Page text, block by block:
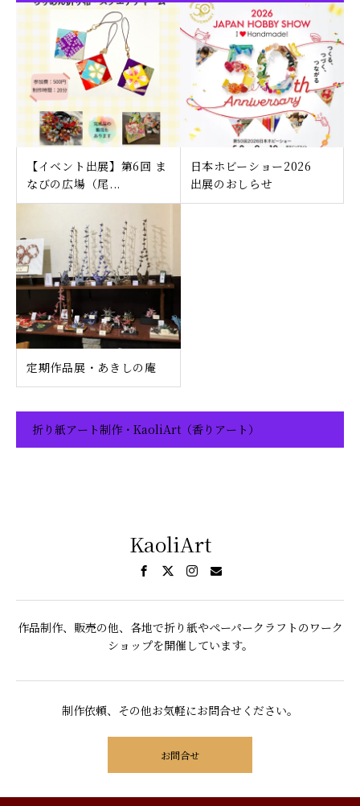
【イベント出展】第6回 ま
なびの広場（尾...
日本ホビーショー2026
出展のおしらせ
定期作品展・あきしの庵
折り紙アート制作・KaoliArt（香りアート）
KaoliArt
作品制作、販売の他、各地で折り紙やペーパークラフトのワーク
ショップを開催しています。
制作依頼、その他お気軽にお問合せください。
お問合せ